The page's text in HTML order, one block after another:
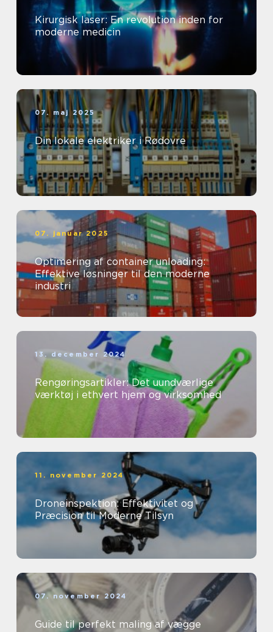
Kirurgisk laser: En revolution inden for
moderne medicin
07. maj 2025
Din lokale elektriker i Rødovre
07. januar 2025
Optimering af container unloading:
Effektive løsninger til den moderne
industri
13. december 2024
Rengøringsartikler: Det uundværlige
værktøj i ethvert hjem og virksomhed
11. november 2024
Droneinspektion: Effektivitet og
Præcision til Moderne Tilsyn
07. november 2024
Guide til perfekt maling af vægge